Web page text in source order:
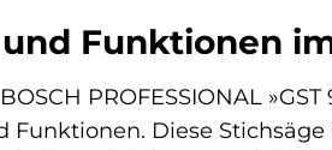
Funktionen
PROFESSIONAL
Funktionen. Diese